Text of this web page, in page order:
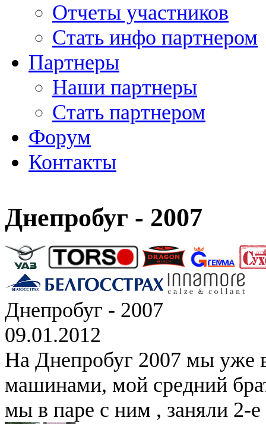
Отчеты участников
Стать инфо партнером
Партнеры
Наши партнеры
Стать партнером
Форум
Контакты
Днепробуг - 2007
Днепробуг - 2007
09.01.2012
На Днепробуг 2007 мы уже
машинами, мой средний
мы в паре с ним , заняли 2-